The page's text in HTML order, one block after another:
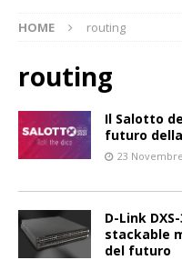
HOME routing
routing
Il Salotto
futuro
23
D-Link
stackable
del futuro